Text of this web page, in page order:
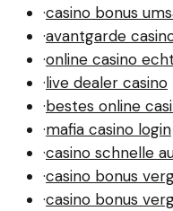
·casino bonus
·avantgarde
·online casino
·live dealer casino
·bestes online
·mafia casino login
·casino schnelle
·casino bonus
·casino bonus